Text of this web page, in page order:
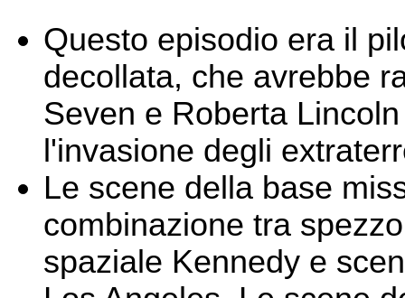
Questo episodio era il
decollata, che avrebbe
Seven e Roberta
l'invasione degli
Le scene della base
combinazione tra
spaziale Kennedy e